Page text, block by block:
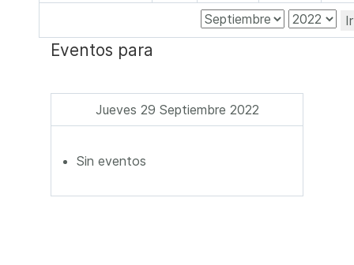
Eventos para
Jueves 29 Septiembre 2022
Sin eventos